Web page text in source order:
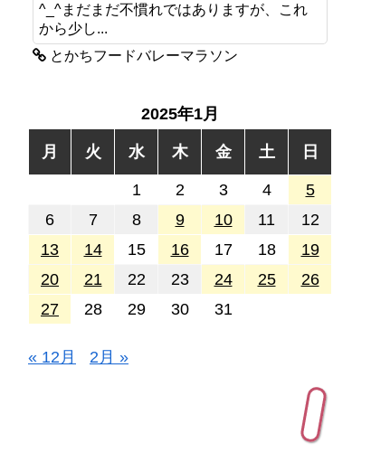
^_^まだまだ不慣れではありますが、これ
から少し...
とかちフードバレーマラソン
2025年1月
月 火 水 木 金 土 日
1 2 3 4
5
6
7 8 9 10 11
12
13
14 15 16 17 18
19
20
21 22 23 24 25
26
27
28 29 30 31
« 12月 2月 »